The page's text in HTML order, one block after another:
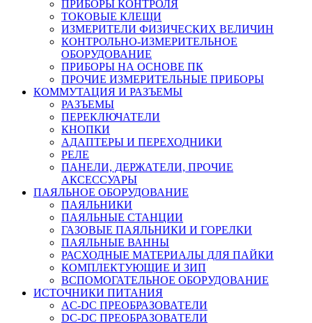
ПРИБОРЫ КОНТРОЛЯ
ТОКОВЫЕ КЛЕЩИ
ИЗМЕРИТЕЛИ ФИЗИЧЕСКИХ ВЕЛИЧИН
КОНТРОЛЬНО-ИЗМЕРИТЕЛЬНОЕ
ОБОРУДОВАНИЕ
ПРИБОРЫ НА ОСНОВЕ ПК
ПРОЧИЕ ИЗМЕРИТЕЛЬНЫЕ ПРИБОРЫ
КОММУТАЦИЯ И РАЗЪЕМЫ
РАЗЪЕМЫ
ПЕРЕКЛЮЧАТЕЛИ
КНОПКИ
АДАПТЕРЫ И ПЕРЕХОДНИКИ
РЕЛЕ
ПАНЕЛИ, ДЕРЖАТЕЛИ, ПРОЧИЕ
АКСЕССУАРЫ
ПАЯЛЬНОЕ ОБОРУДОВАНИЕ
ПАЯЛЬНИКИ
ПАЯЛЬНЫЕ СТАНЦИИ
ГАЗОВЫЕ ПАЯЛЬНИКИ И ГОРЕЛКИ
ПАЯЛЬНЫЕ ВАННЫ
РАСХОДНЫЕ МАТЕРИАЛЫ ДЛЯ ПАЙКИ
КОМПЛЕКТУЮЩИЕ И ЗИП
ВСПОМОГАТЕЛЬНОЕ ОБОРУДОВАНИЕ
ИСТОЧНИКИ ПИТАНИЯ
AC-DC ПРЕОБРАЗОВАТЕЛИ
DC-DC ПРЕОБРАЗОВАТЕЛИ